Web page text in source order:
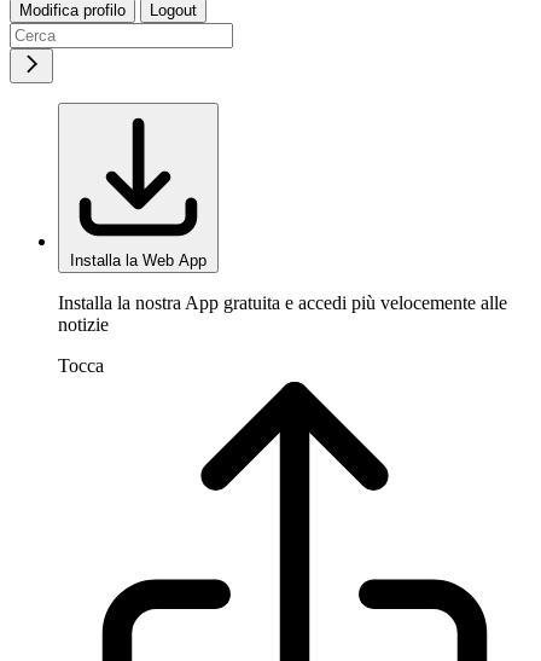
Modifica profilo Logout
Installa la Web App
Installa la nostra App gratuita e accedi più velocemente alle
notizie
Tocca